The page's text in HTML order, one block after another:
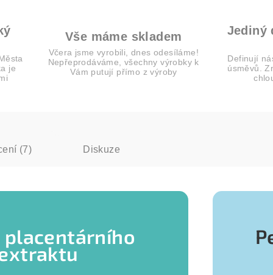
je
Vše máme skladem
Včera jsme vyrobili, dnes odesíláme!
Nepřeprodáváme, všechny výrobky k
Vám putují přímo z výroby
Jediný
Definují
úsměvů.
(7) Diskuze
placentárního